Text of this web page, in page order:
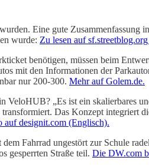
Eine gute Zusammenfassung
wurde: Zu lesen auf
benötigen, müssen beim
mit den Informationen der
nur 200-300. Mehr auf Golem.de.
VeloHUB? „Es ist ein skalierbares
Das Konzept integriert
designit.com (Englisch).
Fahrrad ungestört zur Schule
gesperrten Straße teil. Die DW.com